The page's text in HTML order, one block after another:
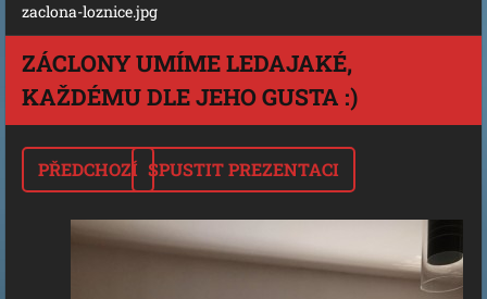
zaclona-loznice.jpg
ZÁCLONY UMÍME LEDAJAKÉ,
KAŽDÉMU DLE JEHO GUSTA :)
PŘEDCHOZÍ SPUSTIT PREZENTACI